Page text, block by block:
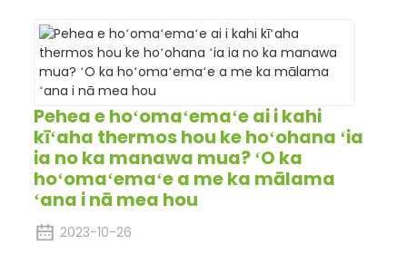
Pehea e hoʻomaʻemaʻe ai i kahi
kīʻaha thermos hou ke hoʻohana ʻia
ia no ka manawa mua? ʻO ka
hoʻomaʻemaʻe a me ka mālama
ʻana i nā mea hou
2023-10-26